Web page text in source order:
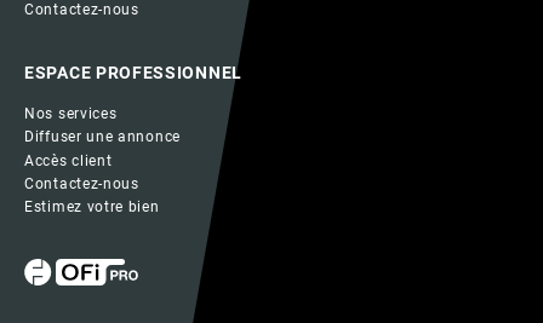
Contactez-nous
ESPACE PROFESSIONNEL
Nos services
Diffuser une annonce
Accès client
Contactez-nous
Estimez votre bien